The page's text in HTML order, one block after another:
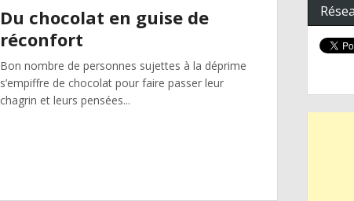
Du chocolat en guise de
réconfort
Bon nombre de personnes sujettes à la déprime
s’empiffre de chocolat pour faire passer leur
chagrin et leurs pensées...